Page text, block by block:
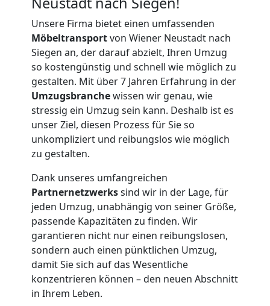
Unsere Firma bietet einen umfassenden
Möbeltransportvon Wiener Neustadt nach
Siegen an, der darauf abzielt, Ihren Umzug
so kostengünstig und schnell wie möglich zu
gestalten. Mit über 7 Jahren Erfahrung in der
Umzugsbranchewissen wir genau, wie
stressig ein Umzug sein kann. Deshalb ist es
unser Ziel, diesen Prozess für Sie so
unkompliziert und reibungslos wie möglich
zu gestalten.
Dank unseres umfangreichen
Partnernetzwerkssind wir in der Lage, für
jeden Umzug, unabhängig von seiner Größe,
passende Kapazitäten zu finden. Wir
garantieren nicht nur einen reibungslosen,
sondern auch einen pünktlichen Umzug,
damit Sie sich auf das Wesentliche
konzentrieren können – den neuen Abschnitt
in Ihrem Leben.
Umzugshelfer
Wiener
Neustadt